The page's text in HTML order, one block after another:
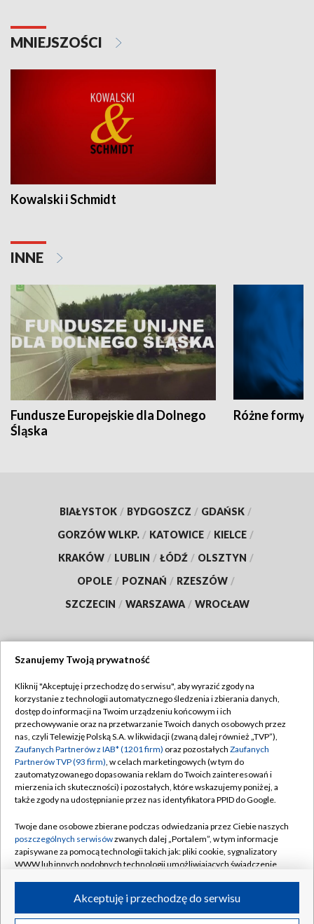
MNIEJSZOŚCI
Kowalski i Schmidt
INNE
Fundusze Europejskie dla Dolnego
Śląska
Różne formy
BIAŁYSTOK / BYDGOSZCZ / GDAŃSK /
GORZÓW WLKP. / KATOWICE / KIELCE /
KRAKÓW / LUBLIN / ŁÓDŹ / OLSZTYN /
OPOLE / POZNAŃ / RZESZÓW /
SZCZECIN / WARSZAWA / WROCŁAW
TVP
Abonament TVP
Emisja w TVP
Centrum informacji TVP
Naziemna Telewizja Cyfrowa
Rada Programowa
System NOS
Informacje o nadawcy
Program dla prasy
Regulamin TVP
Polityka prywatności
Moje zgody
Pomoc
Kontakt
Kanały
©2026 Telewizja Polska S.A. w likwidacji
Szanujemy Twoją prywatność
Kliknij "Akceptuję i przechodzę do serwisu", aby wyrazić zgody na
korzystanie z technologii automatycznego śledzenia i zbierania danych,
dostęp do informacji na Twoim urządzeniu końcowym i ich
przechowywanie oraz na przetwarzanie Twoich danych osobowych przez
nas, czyli Telewizję Polską S.A. w likwidacji (zwaną dalej również „TVP”),
Zaufanych Partnerów z IAB* (1201 firm) oraz pozostałych Zaufanych
Partnerów TVP (93 firm), w celach marketingowych (w tym do
zautomatyzowanego dopasowania reklam do Twoich zainteresowań i
mierzenia ich skuteczności) i pozostałych, które wskazujemy poniżej, a
także zgody na udostępnianie przez nas identyfikatora PPID do Google.
Twoje dane osobowe zbierane podczas odwiedzania przez Ciebie naszych
poszczególnych serwisówzwanych dalej „Portalem”, w tym informacje
zapisywane za pomocą technologii takich jak: pliki cookie, sygnalizatory
WWW lub innych podobnych technologii umożliwiających świadczenie
ruchu w Internecie.Akceptuję i przechodzę do serwisu